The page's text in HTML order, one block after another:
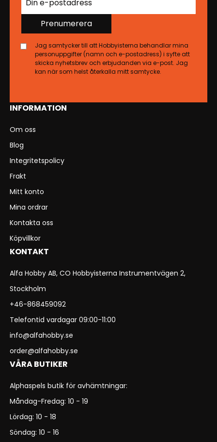
INFORMATION
Om oss
Blog
Integritetspolicy
Frakt
Mitt konto
Mina ordrar
Kontakta oss
Köpvillkor
KONTAKT
Alfa Hobby AB, CO Hobbyisterna Instrumentvägen 2,
Stockholm
+46-868459092
Telefontid vardagar 09:00-11:00
info@alfahobby.se
order@alfahobby.se
VÅRA BUTIKER
Alphaspels butik för avhämtningar:
Måndag-Fredag: 10 - 19
Lördag: 10 - 18
Söndag: 10 - 16
Prenumerera
Jag samtycker till att Hobbyisterna behandlar mina
personuppgifter (namn och e-postadress) i syfte att
skicka nyhetsbrev och erbjudanden via e-post. Jag
kan när som helst återkalla mitt samtycke.